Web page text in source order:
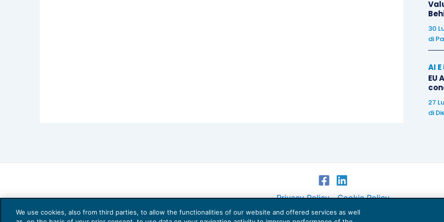
2018: il portafoglio è di € 10 mld e la soluzione più probabile potrebbe essere l’intervento
del fondo Atlante con € 2 mld e di alcuni investitori istituzionali con il conforto delle Gacs
30
di
AI
EU
27
di
Privacy Policy Cookie Policy
Euroconference NEWS è una testata registrata al Tribunale di Milano Reg. n. 8556/2026
We use cookies, also from third parties, to allow the functionalities of our website and offered services as well